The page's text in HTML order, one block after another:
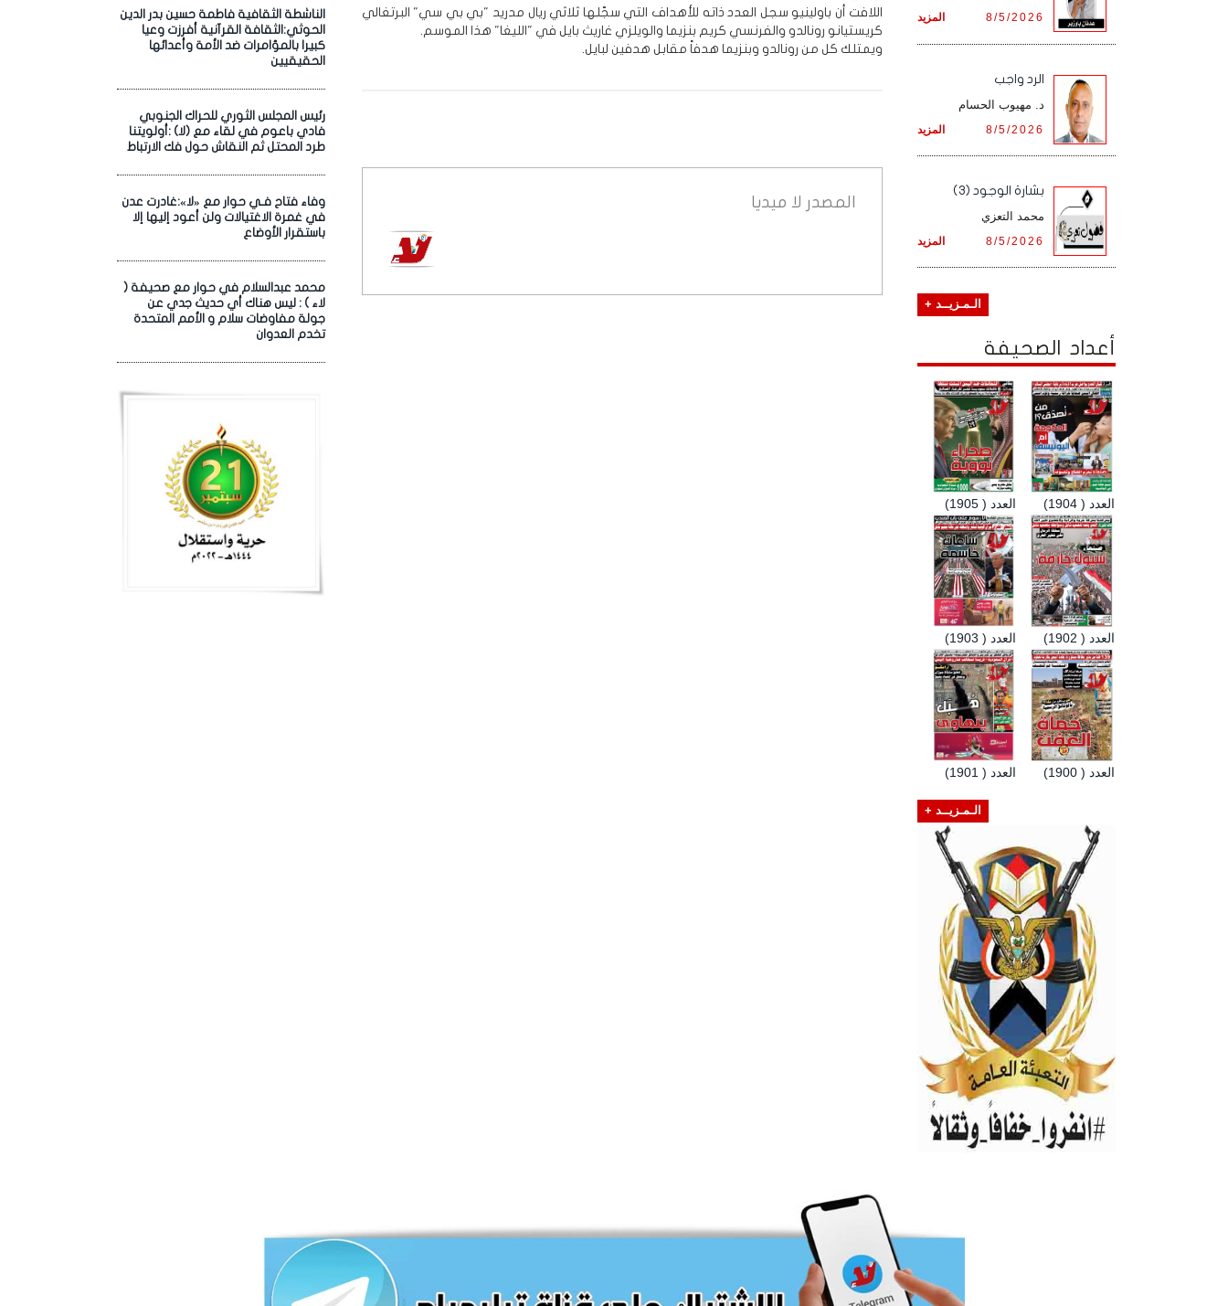
الناشطة الثقافية فاطمة حسين بدر الدين
الحوثي:الثقافة القرآنية أفرزت وعيا
كبيرا بالمؤامرات ضد الأمة وأعدائها
الحقيقيين
رئيس المجلس الثوري للحراك الجنوبي
فادي باعوم في لقاء مع (لا) :أولويتنا
طرد المحتل ثم النقاش حول فك الارتباط
وفاء فتاح فـي حوار مع «لا»:غادرت عدن
في غمرة الاغتيالات ولن أعود إليها إلا
باستقرار الأوضاع
محمد عبدالسلام في حوار مع صحيفة (
لاء ) : ليس هناك أي حديث جدي عن
جولة مفاوضات سلام و الأمم المتحدة
تخدم العدوان
اللافت أن باولينيو سجل العدد ذاته للأهداف التي سجّلها ثلاثي ريال مدريد "بي بي سي" البرتغالي
كريستيانو رونالدو والفرنسي كريم بنزيما والويلزي غاريث بايل في "الليغا" هذا الموسم.
ويمتلك كل من رونالدو وبنزيما هدفاً مقابل هدفين لبايل.
المصدر لا ميديا
المزيد 8/5/2026
الرد واجب
د. مهيوب الحسام
المزيد 8/5/2026
بشارة الوجود (3)
محمد التعزي
المزيد 8/5/2026
الـمـزيــد +
أعداد الصحيفة
العدد ( 1905) العدد ( 1904)
العدد ( 1903) العدد ( 1902)
العدد ( 1901) العدد ( 1900)
الـمـزيــد +